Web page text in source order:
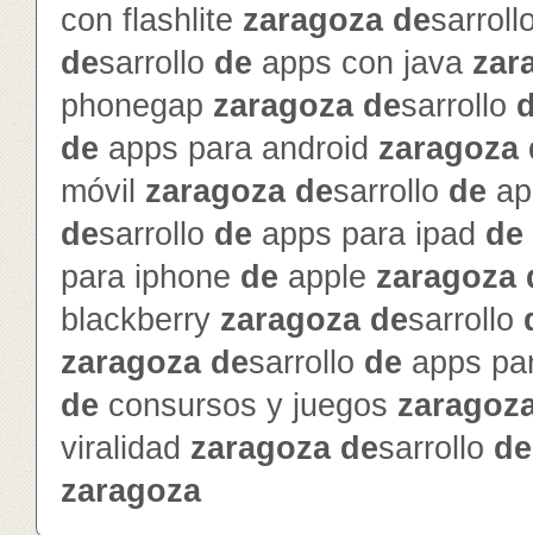
con flashlite zaragoza de
desarrollo de apps con java
phonegap zaragoza desarrollo
de apps para android zaragoza
móvil zaragoza desarrollo de
desarrollo de apps para ipad de
para iphone de apple zaragoza
blackberry zaragoza desarrollo
zaragoza desarrollo de apps
de consursos y juegos
viralidad zaragoza desarrollo de
zaragoza